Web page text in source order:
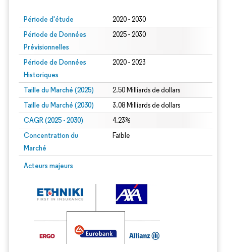
Période d'étude 2020 - 2030
Période de Données
Prévisionnelles
2025 - 2030
Période de Données
Historiques
2020 - 2023
Taille du Marché (2025) 2.50 Milliards de dollars
Taille du Marché (2030) 3.08 Milliards de dollars
CAGR (2025 - 2030) 4.23%
Concentration du
Marché
Faible
Acteurs majeurs